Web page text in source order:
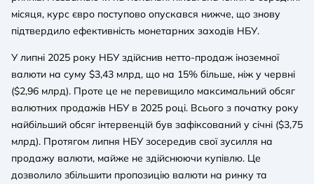
місяця, курс євро поступово опускався нижче, що знову
підтвердило ефективність монетарних заходів НБУ.
У липні 2025 року НБУ здійснив нетто-продаж іноземної
валюти на суму $3,43 млрд, що на 15% більше, ніж у червні
($2,96 млрд). Проте це не перевищило максимальний обсяг
валютних продажів НБУ в 2025 році. Всього з початку року
найбільший обсяг інтервенцій був зафіксований у січні ($3,75
млрд). Протягом липня НБУ зосередив свої зусилля на
продажу валюти, майже не здійснюючи купівлю. Це
дозволило збільшити пропозицію валюти на ринку та